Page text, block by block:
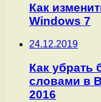
Как
Windows 7
24.12.2019
Как
словами в
2016